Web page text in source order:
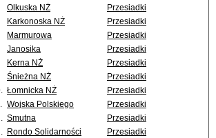
Olkuska NŻ
Przesiadki
Karkonoska NŻ
Przesiadki
Marmurowa
Przesiadki
Janosika
Przesiadki
Kerna NŻ
Przesiadki
Śnieżna NŻ
Przesiadki
Łomnicka NŻ
Przesiadki
Wojska Polskiego
Przesiadki
Smutna
Przesiadki
Rondo Solidarności
Przesiadki